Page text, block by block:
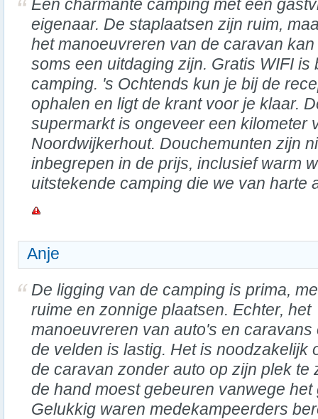
Een charmante camping met een
eigenaar. De staplaatsen zijn ruim,
het manoeuvreren van de caravan kan
soms een uitdaging zijn. Gratis WIFI is
camping. 's Ochtends kun je bij de
ophalen en ligt de krant voor je klaar.
supermarkt is ongeveer een kilometer
Noordwijkerhout. Douchemunten zijn
inbegrepen in de prijs, inclusief warm
uitstekende camping die we van harte
Anje
De ligging van de camping is prima,
ruime en zonnige plaatsen. Echter, het
manoeuvreren van auto's en caravans
de velden is lastig. Het is noodzakelijk
de caravan zonder auto op zijn plek te
de hand moest gebeuren vanwege
Gelukkig waren medekampeerders